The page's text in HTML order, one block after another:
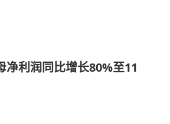
净利润同比增长80%至11